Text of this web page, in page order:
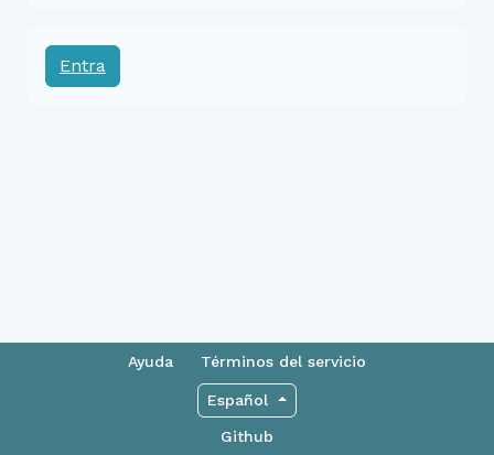
Entra
Ayuda Términos del servicio
Español
Github